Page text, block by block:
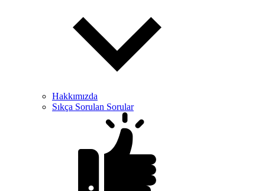
Hakkımızda
Sıkça Sorulan Sorular